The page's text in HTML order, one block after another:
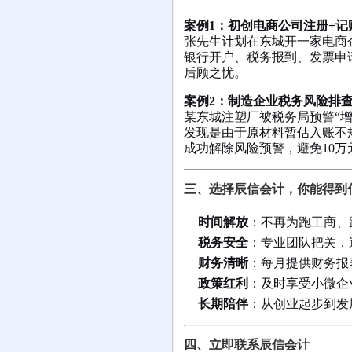
案例1：初创电商公司注册+记
张先生计划在东城开一家电
银行开户、税务报到、发票
后顾之忧。
案例2：制造企业税务风险排
某东城注塑厂被税务局预警“
发现是由于原材料暂估入账
成功解除风险预警，避免10万
三、选择辰信会计，你能得到
时间解放：不再为跑工商
税务安全：专业团队把关
财务清晰：每月提供财务
政策红利 ：及时享受小微
长期陪伴：从创业起步到
四、立即联系辰信会计